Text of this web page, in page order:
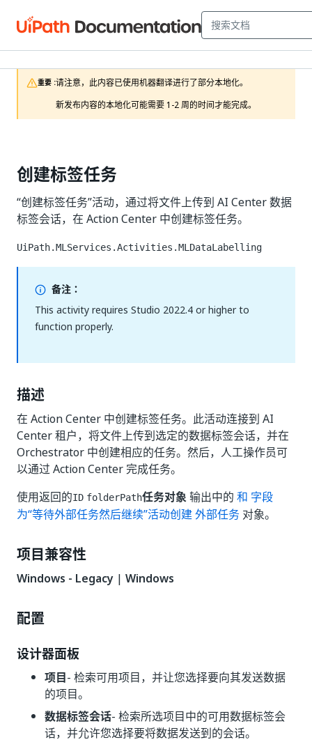
重要 :请注意，此内容已使用机器翻译进行了部分本地化。
新发布内容的本地化可能需要 1-2 周的时间才能完成。
创建标签任务
“创建标签任务”活动，通过将文件上传到 AI Center 数据
标签会话，在 Action Center 中创建标签任务。
UiPath.MLServices.Activities.MLDataLabelling
备注：
This activity requires Studio 2022.4 or higher to
function properly.
描述
在 Action Center 中创建标签任务。此活动连接到 AI
Center 租户，将文件上传到选定的数据标签会话，并在
Orchestrator 中创建相应的任务。然后，人工操作员可
以通过 Action Center 完成任务。
使用返回的ID folderPath任务对象 输出中的 和 字段
为“等待外部任务然后继续”活动创建 外部任务 对象。
项目兼容性
Windows - Legacy | Windows
配置
设计器面板
项目- 检索可用项目，并让您选择要向其发送数据
的项目。
数据标签会话- 检索所选项目中的可用数据标签会
话，并允许您选择要将数据发送到的会话。